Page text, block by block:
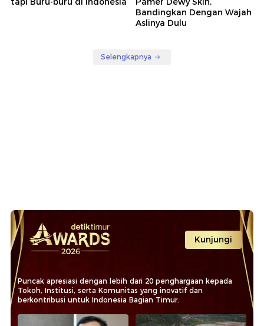
Bandingkan Dengan Wajah
Aslinya Dulu
Selengkapnya
Kunjungi
Puncak apresiasi dengan lebih dari 20 penghargaan kepada
Tokoh, Institusi, serta Komunitas yang inovatif dan
berkontribusi untuk Indonesia Bagian Timur.